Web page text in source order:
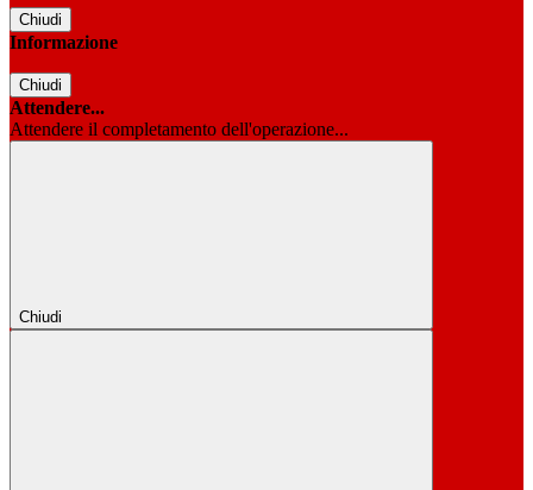
Chiudi
Informazione
Chiudi
Attendere...
Attendere il completamento dell'operazione...
Chiudi